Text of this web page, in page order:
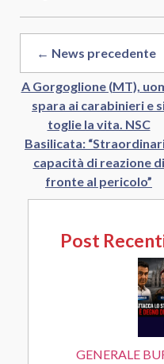
← News precedente
A Gorgoglione (MT),
spara ai carabinieri e
toglie la vita. NSC
Basilicata:
capacità di reazione di
fronte al pericolo”
Post
GENERALE